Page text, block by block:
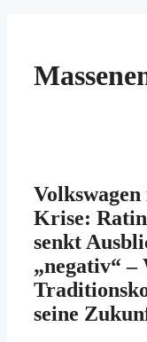
Krise:
senkt
„negativ“ –
seine